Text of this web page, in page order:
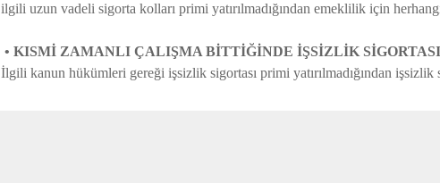
ilgili uzun vadeli sigorta kolları primi yatırılmadığından emeklilik için
• KISMİ ZAMANLI ÇALIŞMA BİTTİĞİNDE İŞSİZLİK
İlgili kanun hükümleri gereği işsizlik sigortası primi yatırılmadığından işsizlik